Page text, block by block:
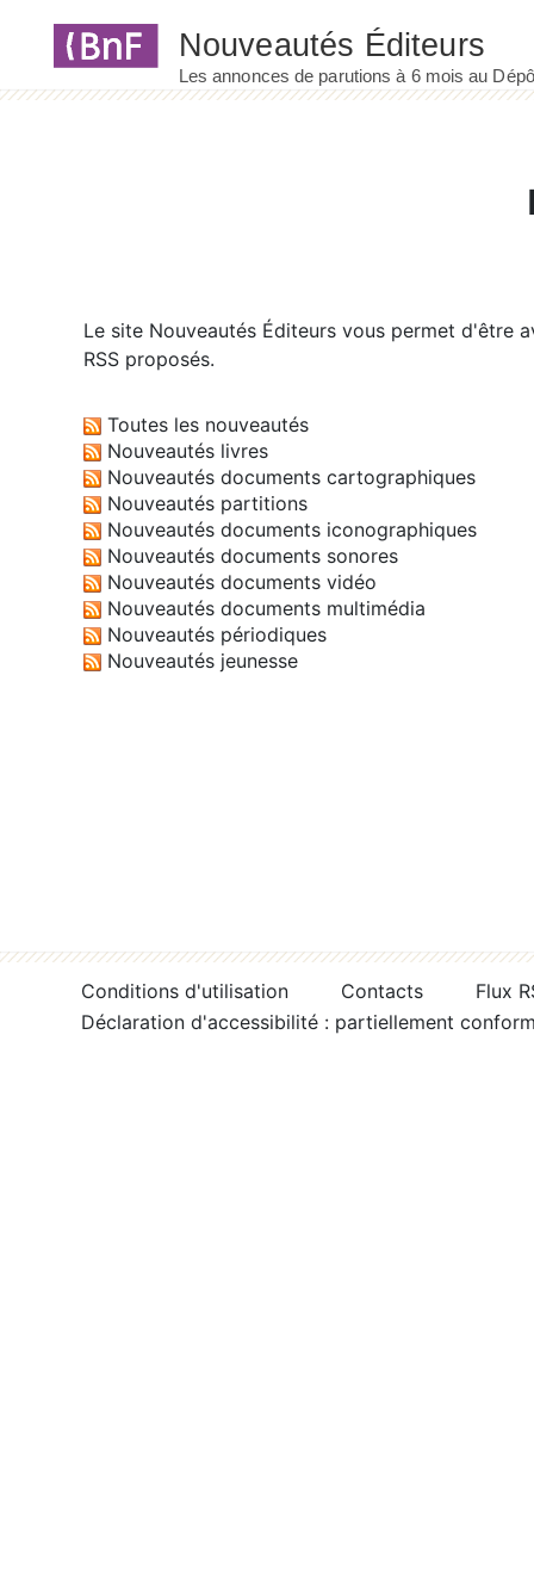
Le site Nouveautés Éditeurs vous permet d'être
RSS proposés.
Toutes les nouveautés
Nouveautés livres
Nouveautés documents cartographiques
Nouveautés partitions
Nouveautés documents iconographiques
Nouveautés documents sonores
Nouveautés documents vidéo
Nouveautés documents multimédia
Nouveautés périodiques
Nouveautés jeunesse
Conditions d'utilisation Contacts
Flux
Déclaration d'accessibilité : partiellement